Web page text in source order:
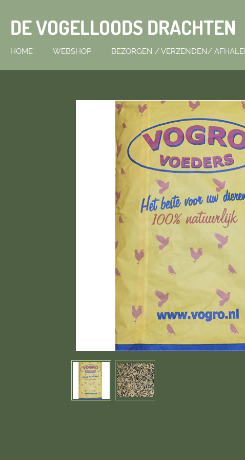
direct
naar
hoofdinhoud
DE VOGELLOODS DRACHTEN
HOME WEBSHOP BEZORGEN / VERZENDEN/